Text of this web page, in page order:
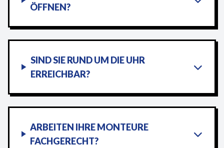
ÖFFNEN?
SIND SIE RUND UM DIE UHR
ERREICHBAR?
ARBEITEN IHRE MONTEURE
FACHGERECHT?